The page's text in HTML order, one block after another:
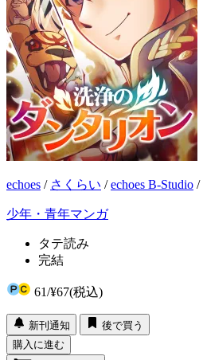
echoes / さくらい /echoes B-Studio /
少年・青年マンガ
タテ読み
完結
61/¥67(税込)
新刊通知
後で買う
購入に進む